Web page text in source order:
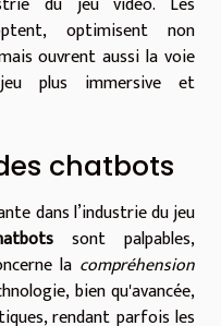
optimisent non
ouvrent aussi la voie
plus immersive et
chatbots
dans l’industrie du jeu
sont palpables,
la compréhension
bien qu'avancée,
rendant parfois les